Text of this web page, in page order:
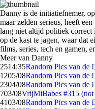
Danny is de initiatiefnemer,
maar zelden serieus, heeft
lang niet altijd politiek correct
op de kast te jagen, waar dat
films, series, tech en gamen,
Meer van Danny
2514:35Random Pics van de
1205/08Random Pics van de
2304/08Random Pics van de
703/08VrijMiBabes #315
4103/08Random Pics van de